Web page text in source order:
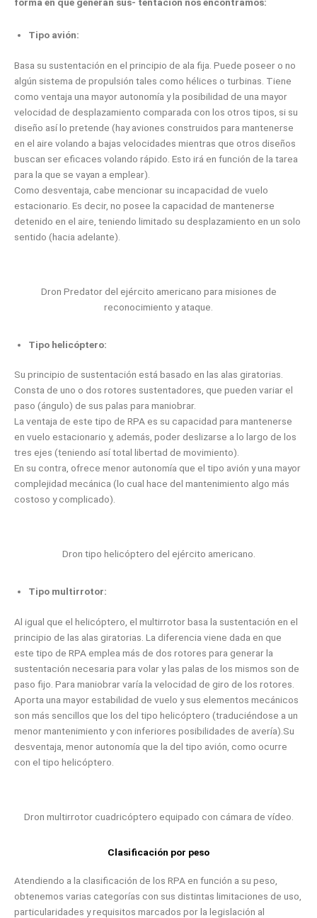
forma en que generan sus- tentación nos encontramos:
Tipo avión:
Basa su sustentación en el principio de ala fija. Puede poseer o no
algún sistema de propulsión tales como hélices o turbinas. Tiene
como ventaja una mayor autonomía y la posibilidad de una mayor
velocidad de desplazamiento comparada con los otros tipos, si su
diseño así lo pretende (hay aviones construidos para mantenerse
en el aire volando a bajas velocidades mientras que otros diseños
buscan ser eficaces volando rápido. Esto irá en función de la tarea
para la que se vayan a emplear).
Como desventaja, cabe mencionar su incapacidad de vuelo
estacionario. Es decir, no posee la capacidad de mantenerse
detenido en el aire, teniendo limitado su desplazamiento en un solo
sentido (hacia adelante).
Dron Predator del ejército americano para misiones de
reconocimiento y ataque.
Tipo helicóptero:
Su principio de sustentación está basado en las alas giratorias.
Consta de uno o dos rotores sustentadores, que pueden variar el
paso (ángulo) de sus palas para maniobrar.
La ventaja de este tipo de RPA es su capacidad para mantenerse
en vuelo estacionario y, además, poder deslizarse a lo largo de los
tres ejes (teniendo así total libertad de movimiento).
En su contra, ofrece menor autonomía que el tipo avión y una mayor
complejidad mecánica (lo cual hace del mantenimiento algo más
costoso y complicado).
Dron tipo helicóptero del ejército americano.
Tipo multirrotor:
Al igual que el helicóptero, el multirrotor basa la sustentación en el
principio de las alas giratorias. La diferencia viene dada en que
este tipo de RPA emplea más de dos rotores para generar la
sustentación necesaria para volar y las palas de los mismos son de
paso fijo. Para maniobrar varía la velocidad de giro de los rotores.
Aporta una mayor estabilidad de vuelo y sus elementos mecánicos
son más sencillos que los del tipo helicóptero (traduciéndose a un
menor mantenimiento y con inferiores posibilidades de avería).Su
desventaja, menor autonomía que la del tipo avión, como ocurre
con el tipo helicóptero.
Dron multirrotor cuadricóptero equipado con cámara de vídeo.
Clasificación por peso
Atendiendo a la clasificación de los RPA en función a su peso,
obtenemos varias categorías con sus distintas limitaciones de uso,
particularidades y requisitos marcados por la legislación al